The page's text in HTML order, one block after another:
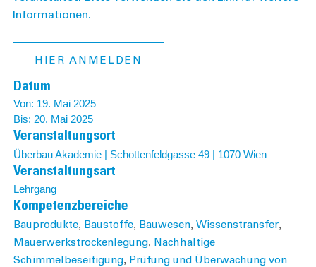
Informationen.
HIER ANMELDEN
Datum
Von: 19. Mai 2025
Bis: 20. Mai 2025
Veranstaltungsort
Überbau Akademie | Schottenfeldgasse 49 | 1070 Wien
Veranstaltungsart
Lehrgang
Kompetenzbereiche
Bauprodukte, Baustoffe, Bauwesen, Wissenstransfer,
Mauer­werks­trocken­legung, Nachhaltige
Schimmelbeseitigung, Prüfung und Überwachung von